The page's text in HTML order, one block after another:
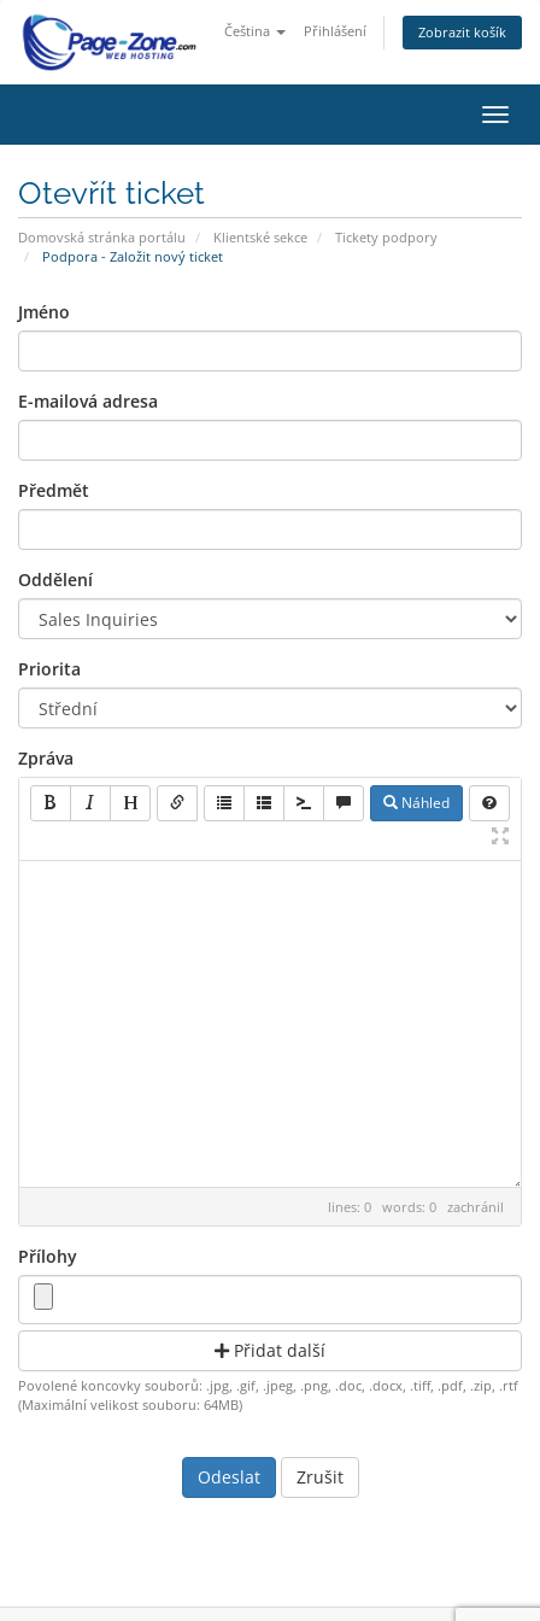
Čeština Přihlášení Zobrazit košík
Otevřít ticket
Domovská stránka portálu Klientské sekce
Tickety podpory
Podpora - Založit nový ticket
Jméno
E-mailová adresa
Předmět
Oddělení
Priorita
Zpráva
Náhled
lines: 0 words: 0 zachránil
Přílohy
Přidat další
Povolené koncovky souborů: .jpg, .gif, .jpeg, .png, .doc, .docx, .tiff, .pdf, .zip, .rtf
(Maximální velikost souboru: 64MB)
Zrušit